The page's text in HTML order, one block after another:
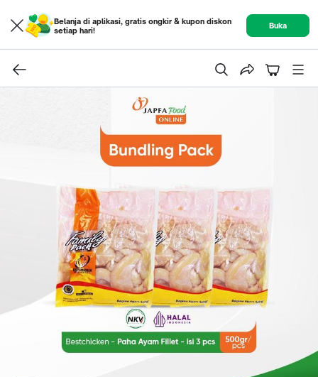
Belanja di aplikasi, gratis ongkir & kupon diskon
setiap hari!
Buka